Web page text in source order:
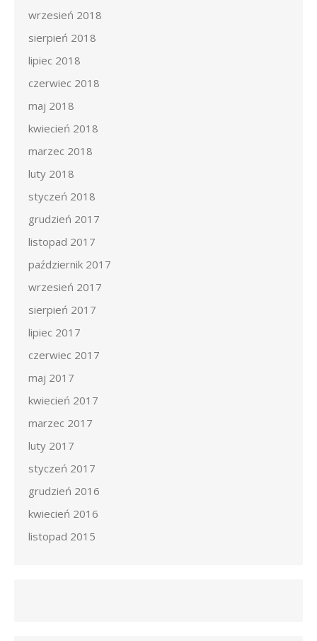
wrzesień 2018
sierpień 2018
lipiec 2018
czerwiec 2018
maj 2018
kwiecień 2018
marzec 2018
luty 2018
styczeń 2018
grudzień 2017
listopad 2017
październik 2017
wrzesień 2017
sierpień 2017
lipiec 2017
czerwiec 2017
maj 2017
kwiecień 2017
marzec 2017
luty 2017
styczeń 2017
grudzień 2016
kwiecień 2016
listopad 2015